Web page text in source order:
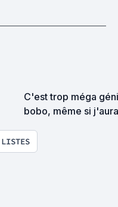
C'est trop méga
bobo, même si
participative)